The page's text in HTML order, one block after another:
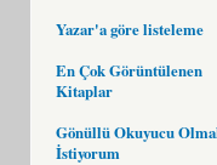
Yazar'a göre listeleme
En Çok Görüntülenen
Kitaplar
Gönüllü Okuyucu
İstiyorum